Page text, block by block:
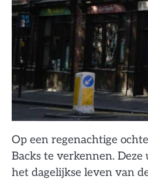
Op een regenachtige
Backs te verkennen.
het dagelijkse leven van